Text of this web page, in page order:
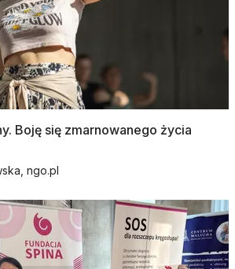
Boję się zmarnowanego życia
ngo.pl